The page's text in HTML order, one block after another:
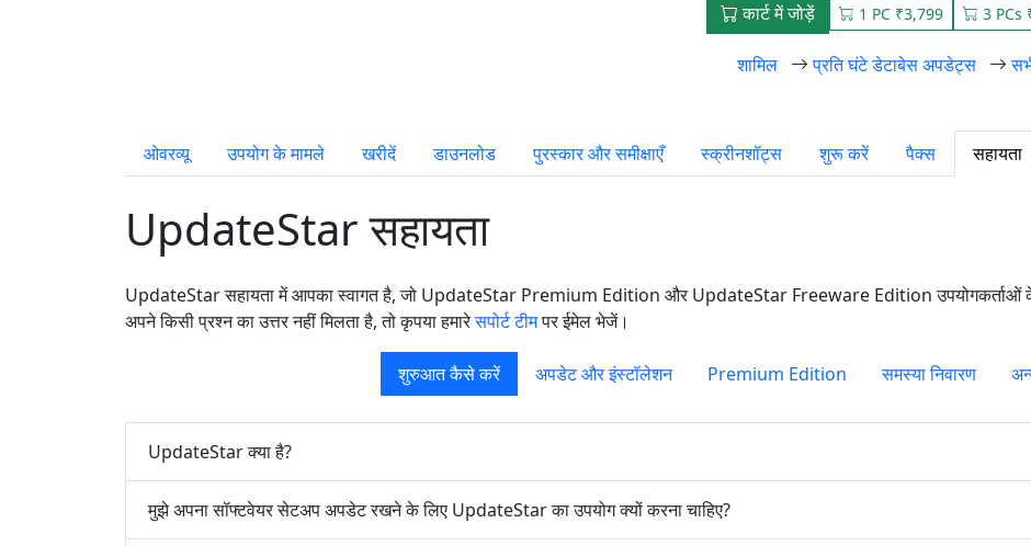
कार्ट में जोड़ें 1 PC ₹3,799 3 PCs
शामिल प्रति घंटे डेटाबेस अपडेट्स
ओवरव्यू उपयोग के मामले खरीदें डाउनलोड पुरस्कार और समीक्षाएँ स्क्रीनशॉट्स शुरू करें पैक्स सहायता
UpdateStar सहायता
UpdateStar सहायता में आपका स्वागत है, जो UpdateStar Premium Edition और UpdateStar Freeware Edition उपयोगकर्ताओं
अपने किसी प्रश्न का उत्तर नहीं मिलता है, तो कृपया हमारेसपोर्ट टीमपर ईमेल भेजें।
शुरुआत कैसे करें अपडेट और इंस्टॉलेशन Premium Edition समस्या निवारण
UpdateStar क्या है?
मुझे अपना सॉफ्टवेयर सेटअप अपडेट रखने के लिए UpdateStar का उपयोग क्यों करना चाहिए?